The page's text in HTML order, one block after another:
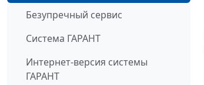
Безупречный сервис
Система ГАРАНТ
Интернет-версия системы
ГАРАНТ